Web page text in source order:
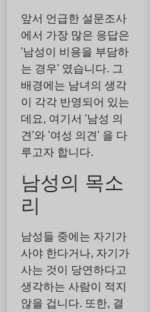
앞서 언급한 설문조사
에서 가장 많은 응답은
'남성이 비용을 부담하
는 경우' 였습니다. 그
배경에는 남녀의 생각
이 각각 반영되어 있는
데요, 여기서 '남성 의
견'와 '여성 의견' 을 다
루고자 합니다.
남성의 목소
리
남성들 중에는 자기가
사야 한다거나, 자기가
사는 것이 당연하다고
생각하는 사람이 적지
않을 겁니다. 또한, 결